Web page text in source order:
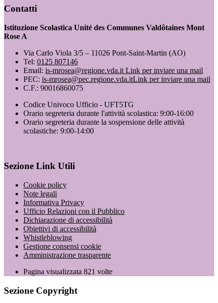
Contatti
Istituzione Scolastica Unité des Communes Valdôtaines Mont
Rose A
Via Carlo Viola 3/5 – 11026 Pont-Saint-Martin (AO)
Tel: 0125 807146
Email: is-mrosea@regione.vda.it Link per inviare una mail
PEC: is-mrosea@pec.regione.vda.itLink per inviare una mail
C.F.: 90016860075
Codice Univoco Ufficio - UFT5TG
Orario segreteria durante l'attività scolastica: 9:00-16:00
Orario segreteria durante la sospensione delle attività
scolastiche: 9:00-14:00
Sezione Link Utili
Cookie policy
Note legali
Informativa Privacy
Ufficio Relazioni con il Pubblico
Dichiarazione di accessibilità
Obiettivi di accessibilità
Whistleblowing
Gestione consensi cookie
Amministrazione trasparente
Pagina visualizzata 821 volte
Sezione Copyright